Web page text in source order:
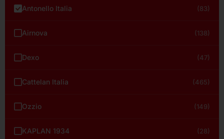
Antonello Italia (83)
Airnova (138)
Dexo (47)
Cattelan Italia (465)
Ozzio (149)
KAPLAN 1934 (28)